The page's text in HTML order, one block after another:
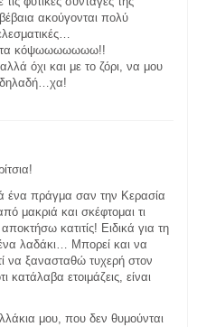
ακούγονται πολύ
τα κόψωωωωωωω!!
όχι και με το ζόρι, να μου
δηλαδή…χα!
ένα πράγμα σαν την Κερασία
μακριά και σκέφτομαι τι
κατιτίς! Ειδικά για τη
λαδάκι… Μπορεί και να
να ξανασταθώ τυχερή στον
κατάλαβα ετοιμάζεις, είναι
μου, που δεν θυμούνται